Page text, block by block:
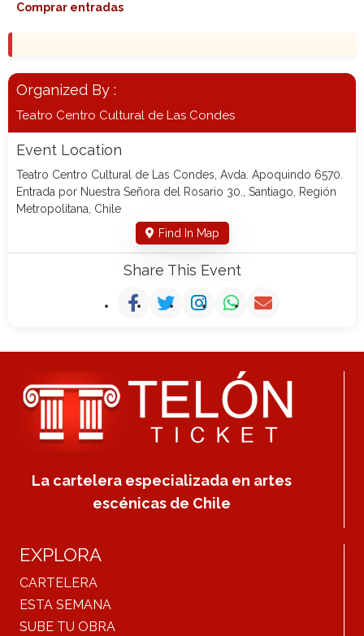
Comprar entradas
Organized By :
Teatro Centro Cultural de Las Condes
Event Location
Teatro Centro Cultural de Las Condes, Avda. Apoquindo 6570.
Entrada por Nuestra Señora del Rosario 30., Santiago, Región
Metropolitana, Chile
Find In Map
Share This Event
La cartelera especializada en artes
escénicas de Chile
EXPLORA
CARTELERA
ESTA SEMANA
SUBE TU OBRA